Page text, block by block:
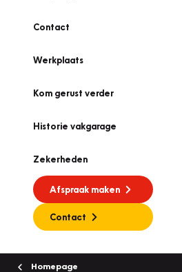
Contact
Werkplaats
Kom gerust verder
Historie vakgarage
Zekerheden
Afspraak maken
Contact
Homepage